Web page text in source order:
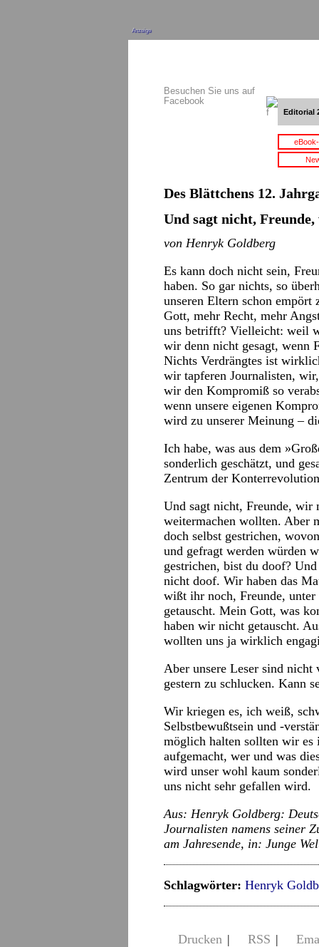
Anzeige
Besuchen Sie uns auf
Facebook
Editorial
Des Blättchens 12.
Und sagt nicht,
von Henryk Goldberg
Es kann doch nicht sein,
haben. So gar nichts, so
unseren Eltern schon empört
Gott, mehr Recht, mehr
uns betrifft? Vielleicht: weil
wir denn nicht gesagt, wenn
Nichts Verdrängtes ist
wir tapferen Journalisten,
wir den Kompromiß so
wenn unsere eigenen
wird zu unserer Meinung –
Ich habe, was aus dem
sonderlich geschätzt, und
Zentrum der
Und sagt nicht, Freunde, wir
weitermachen wollten. Aber
doch selbst gestrichen,
und gefragt werden würden
gestrichen, bist du doof?
nicht doof. Wir haben das
wißt ihr noch, Freunde, unter
getauscht. Mein Gott, was
haben wir nicht getauscht.
wollten uns ja wirklich
Aber unsere Leser sind
gestern zu schlucken. Kann
Wir kriegen es, ich weiß,
Selbstbewußtsein und -
möglich halten sollten wir es
aufgemacht, wer und was
wird unser wohl kaum
uns nicht sehr gefallen wird.
Aus: Henryk Goldberg:
Journalisten namens seiner
am Jahresende, in: Junge
Schlagwörter: Henryk
Drucken | RSS |